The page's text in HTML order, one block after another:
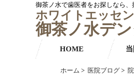
御茶ノ水で歯医者をお探しなら
ホワイトエッセ
御茶ノ水デ
HOME
ホーム > 医院ブログ >